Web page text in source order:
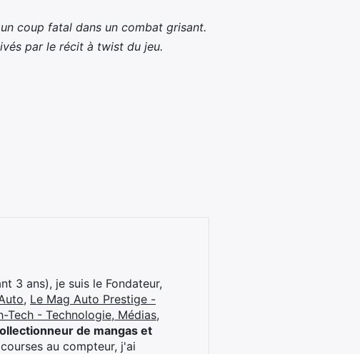
coup fatal dans un combat grisant.
par le récit à twist du jeu.
3 ans), je suis le Fondateur,
, Le Mag Auto Prestige -
Tech - Technologie, Médias,
de mangas et
au compteur, j'ai